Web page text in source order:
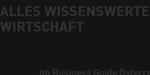
Infobox
ALLES
WIRTSCHAFT
Im Business Guide